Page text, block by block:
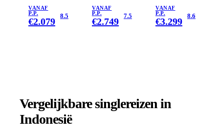
Hoogtepunten
VANAF
P.P.
€2.079 8.5
VANAF
P.P.
€2.749 7.5
Bali
VANAF
P.P.
€3.299 8.6
Vergelijkbare singlereizen in
Indonesië